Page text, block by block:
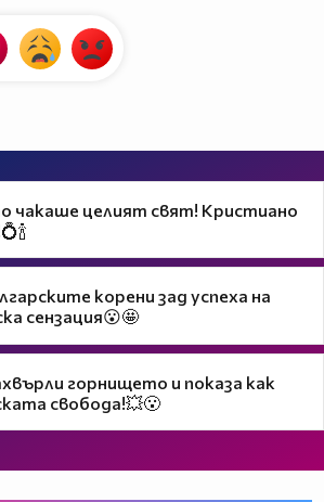
чакаше целият свят! Кристиано
корени зад успеха на
сензация😮🤩
горнището и показа как
свобода!💥😮